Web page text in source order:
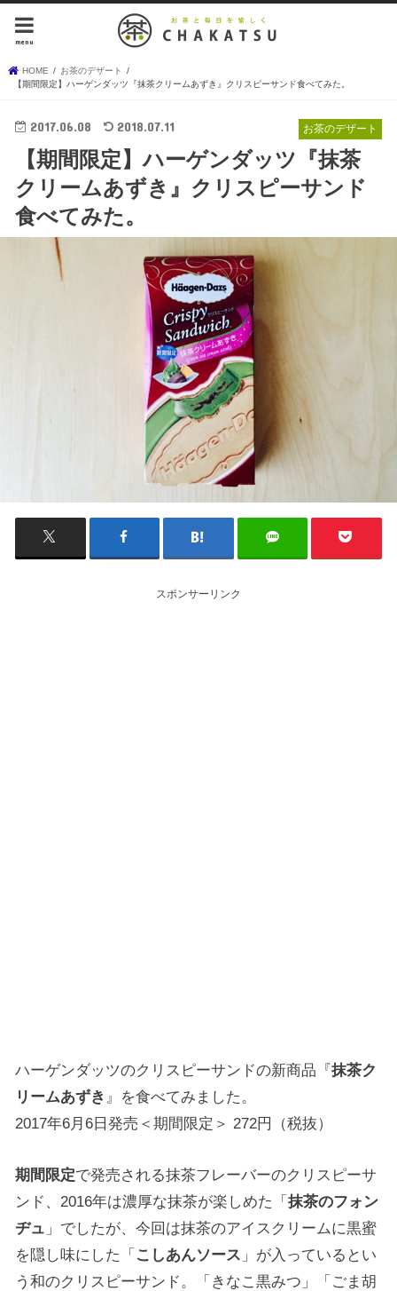
menu
HOME
お茶のデザート
【期間限定】ハーゲンダッツ『抹茶クリームあずき』クリスピーサンド食べてみた。
お茶のデザート
2017.06.08 2018.07.11
【期間限定】ハーゲンダッツ『抹茶
クリームあずき』クリスピーサンド
食べてみた。
スポンサーリンク
ハーゲンダッツのクリスピーサンドの新商品『抹茶ク
リームあずき 』を食べてみました。
2017年6月6日発売＜期間限定＞ 272円（税抜）
期間限定で発売される抹茶フレーバーのクリスピーサ
ンド、2016年は濃厚な抹茶が楽しめた「抹茶のフォン
ヂュ 」でしたが、今回は抹茶のアイスクリームに黒蜜
を隠し味にした「こしあんソース 」が入っているとい
う和のクリスピーサンド。「きなこ黒みつ」「ごま胡